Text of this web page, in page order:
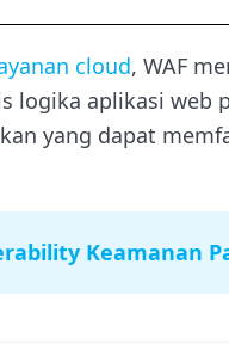
cloud, WAF
logika aplikasi web
yang dapat
Keamanan